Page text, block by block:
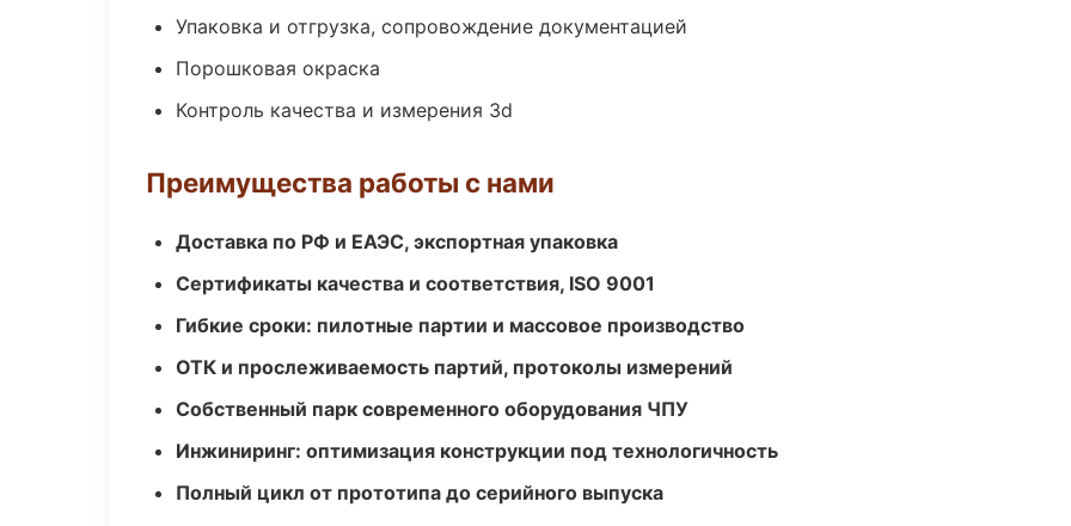
Упаковка и отгрузка, сопровождение документацией
Порошковая окраска
Контроль качества и измерения 3d
Преимущества работы с нами
Доставка по РФ и ЕАЭС, экспортная упаковка
Сертификаты качества и соответствия, ISO 9001
Гибкие сроки: пилотные партии и массовое производство
ОТК и прослеживаемость партий, протоколы измерений
Собственный парк современного оборудования ЧПУ
Инжиниринг: оптимизация конструкции под технологичность
Полный цикл от прототипа до серийного выпуска